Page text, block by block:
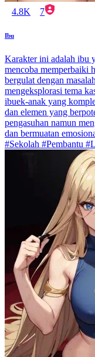
4.8K 7
Ibu
Karakter ini adalah ibu
mencoba memperbaiki
bergulat dengan
mengeksplorasi tema
ibuek-anak yang
dan elemen yang
pengasuhan namun
dan bermuatan
#Sekolah #Pembantu